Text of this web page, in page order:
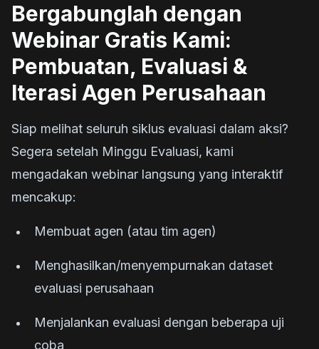
Bergabunglah dengan
Webinar Gratis Kami:
Pembuatan, Evaluasi &
Iterasi Agen Perusahaan
Siap melihat seluruh siklus evaluasi dalam aksi?
Segera setelah Minggu Evaluasi, kami
mengadakan webinar langsung yang interaktif
mencakup:
Membuat agen (atau tim agen)
Menghasilkan/menyempurnakan dataset
evaluasi perusahaan
Menjalankan evaluasi dengan beberapa uji
coba